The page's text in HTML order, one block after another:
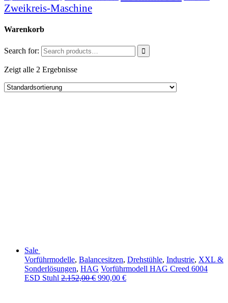
Zweikreis-Maschine
Warenkorb
Search for:
Zeigt alle 2 Ergebnisse
Sale
Vorführmodelle, Balancesitzen, Drehstühle, Industrie, XXL &
Sonderlösungen, HAG Vorführmodell HAG Creed 6004
ESD Stuhl 2.152,00€ 990,00 €